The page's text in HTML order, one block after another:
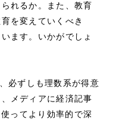
れるか。また、教育
を変えていくべき
ます。いかがでしょ
必ずしも理数系が得意
メディアに経済記事
使ってより効率的で深